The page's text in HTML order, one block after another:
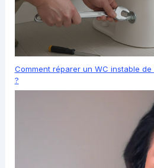
Comment réparer un WC instable
?